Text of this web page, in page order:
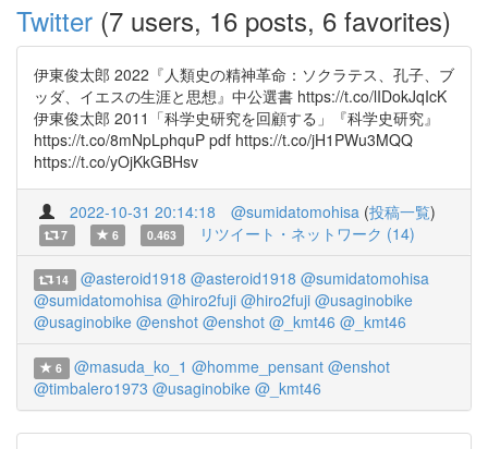
Twitter (7 users, 16 posts, 6 favorites)
伊東俊太郎 2022『人類史の精神革命：ソクラテス、孔子、ブ
ッダ、イエスの生涯と思想』中公選書 https://t.co/lIDokJqIcK
伊東俊太郎 2011「科学史研究を回顧する」『科学史研究』
https://t.co/8mNpLphquP pdf https://t.co/jH1PWu3MQQ
https://t.co/yOjKkGBHsv
2022-10-31 20:14:18 @sumidatomohisa (投稿一覧)
7 6 0.463 リツイート・ネットワーク (14)
14 @asteroid1918 @asteroid1918 @sumidatomohisa
@sumidatomohisa @hiro2fuji @hiro2fuji @usaginobike
@usaginobike @enshot @enshot @_kmt46 @_kmt46
6 @masuda_ko_1 @homme_pensant @enshot
@timbalero1973 @usaginobike @_kmt46